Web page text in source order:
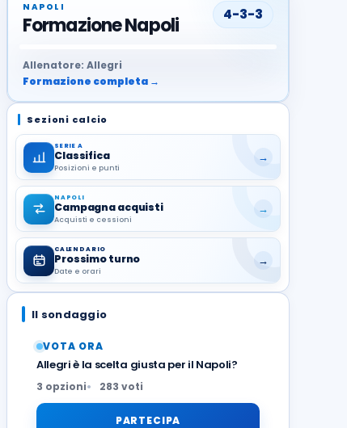
NAPOLI
Formazione Napoli 4-3-3
Allenatore: Allegri
Formazione completa →
Sezioni calcio
SERIE A
Classifica
Posizioni e punti
→
NAPOLI
Campagna acquisti
Acquisti e cessioni
→
CALENDARIO
Prossimo turno
Date e orari
→
Il sondaggio
VOTA ORA
Allegri è la scelta giusta per il Napoli?
3 opzioni 283 voti
PARTECIPA